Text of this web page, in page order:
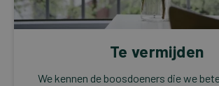
Te vermijden
We kennen de boosdoeners die we